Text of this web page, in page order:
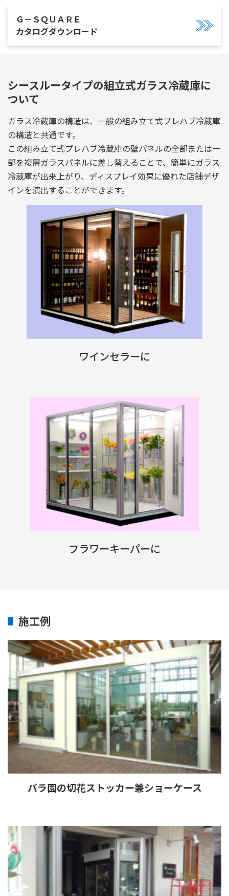
Ｇ－ＳＱＵＡＲＥ
カタログダウンロード
シースルータイプの組立式ガラス冷蔵庫に
ついて
ガラス冷蔵庫の構造は、一般の組み立て式プレハブ冷蔵庫
の構造と共通です。
この組み立て式プレハブ冷蔵庫の壁パネルの全部または一
部を複層ガラスパネルに差し替えることで、簡単にガラス
冷蔵庫が出来上がり、ディスプレイ効果に優れた店舗デザ
インを演出することができます。
ワインセラーに
フラワーキーパーに
施工例
バラ園の切花ストッカー兼ショーケース